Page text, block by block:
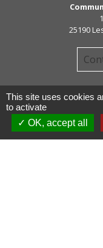
25190
This site uses cookies
to activate
OK, accept all